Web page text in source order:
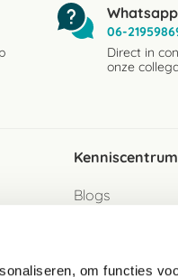
om functies
Whatsapp
06-
Direct in
onze
Kenniscentrum
Blogs